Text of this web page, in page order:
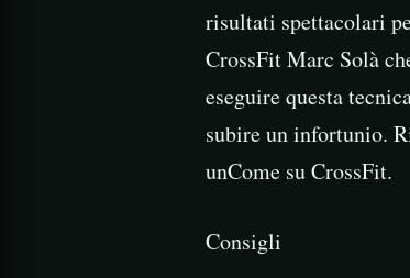
risultati spettacolari
CrossFit Marc Solà
eseguire questa
subire un infortunio.
unCome su CrossFit.
Consigli